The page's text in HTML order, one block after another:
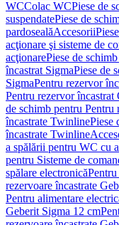
WCColac WCPiese de
suspendatePiese de
pardosealăAccesorii
acţionare şi sisteme de
acţionarePiese de
încastrat SigmaPiese de
SigmaPentru rezervor
Pentru rezervor încastrat
de schimb pentru Pentru
încastrate TwinlinePiese
încastrate Twinline
a spălării pentru WC cu
pentru Sisteme de
spălare electronică
rezervoare încastrate
Pentru alimentare
Geberit Sigma 12 cm